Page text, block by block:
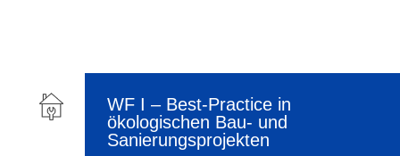
WF I – Best-Practice in
ökologischen Bau- und
Sanierungsprojekten